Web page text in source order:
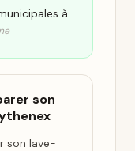
à
son
son lave-